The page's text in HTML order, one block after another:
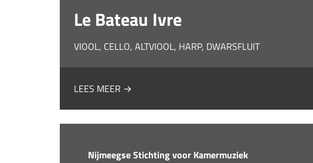
Le Bateau Ivre
VIOOL, CELLO, ALTVIOOL, HARP, DWARSFLUIT
LEES MEER →
Nijmeegse Stichting voor Kamermuziek